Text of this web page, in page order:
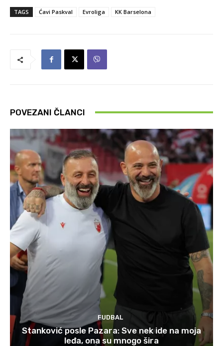
TAGS Ćavi Paskval Evroliga KK Barselona
POVEZANI ČLANCI
FUDBAL
Stanković posle Pazara: Sve nek ide na moja
leđa, ona su mnogo šira